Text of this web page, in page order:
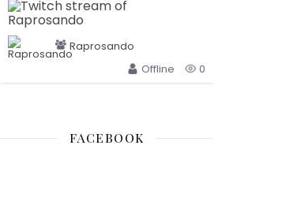
Raprosando
Offline
0
FACEBOOK